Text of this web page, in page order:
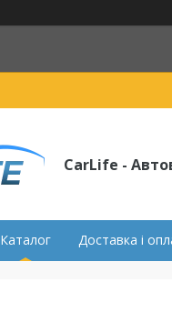
CarLife -
Каталог Доставка і